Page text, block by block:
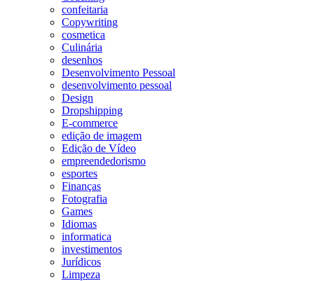
confeitaria
Copywriting
cosmetica
Culinária
desenhos
Desenvolvimento Pessoal
desenvolvimento pessoal
Design
Dropshipping
E-commerce
edição de imagem
Edição de Vídeo
empreendedorismo
esportes
Finanças
Fotografia
Games
Idiomas
informatica
investimentos
Jurídicos
Limpeza